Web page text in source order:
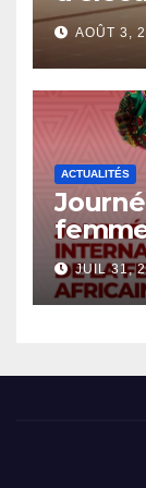
2030
AOÛT 3,
ACTUALITÉS
JUIL 31,